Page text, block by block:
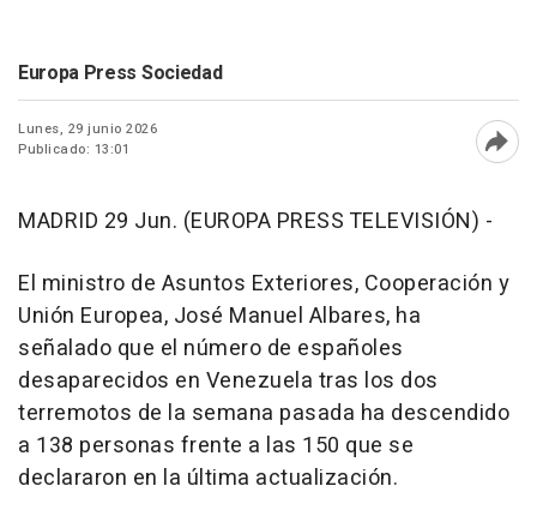
Europa Press Sociedad
Lunes, 29 junio 2026
Publicado: 13:01
MADRID 29 Jun. (EUROPA PRESS TELEVISIÓN) -
El ministro de Asuntos Exteriores, Cooperación y
Unión Europea, José Manuel Albares, ha
señalado que el número de españoles
desaparecidos en Venezuela tras los dos
terremotos de la semana pasada ha descendido
a 138 personas frente a las 150 que se
declararon en la última actualización.